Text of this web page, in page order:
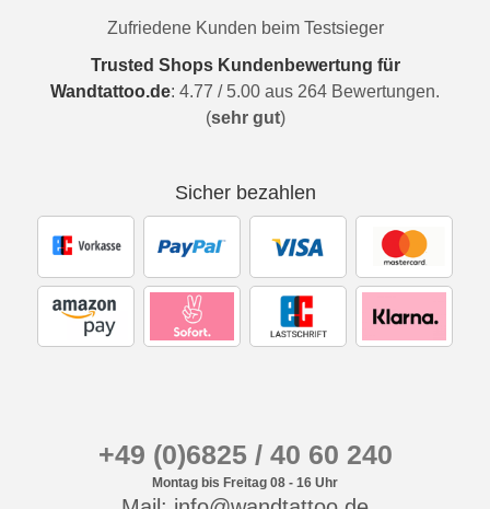
Zufriedene Kunden beim Testsieger
Trusted Shops Kundenbewertung für
Wandtattoo.de: 4.77 / 5.00 aus 264 Bewertungen.
(sehr gut)
Sicher bezahlen
+49 (0)6825 / 40 60 240
Montag bis Freitag 08 - 16 Uhr